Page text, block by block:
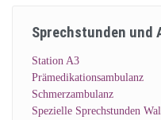
Sprechstunden und
Station A3
Prämedikationsambulanz
Schmerzambulanz
Spezielle Sprechstunden